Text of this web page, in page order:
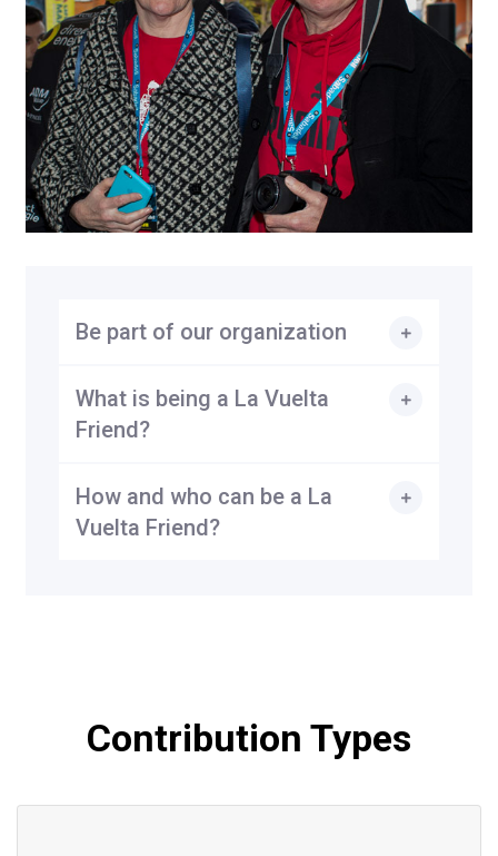
Be part of our organization
What is being a La Vuelta
Friend?
How and who can be a La
Vuelta Friend?
Contribution Types